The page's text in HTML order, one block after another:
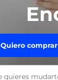
Quiero comprar